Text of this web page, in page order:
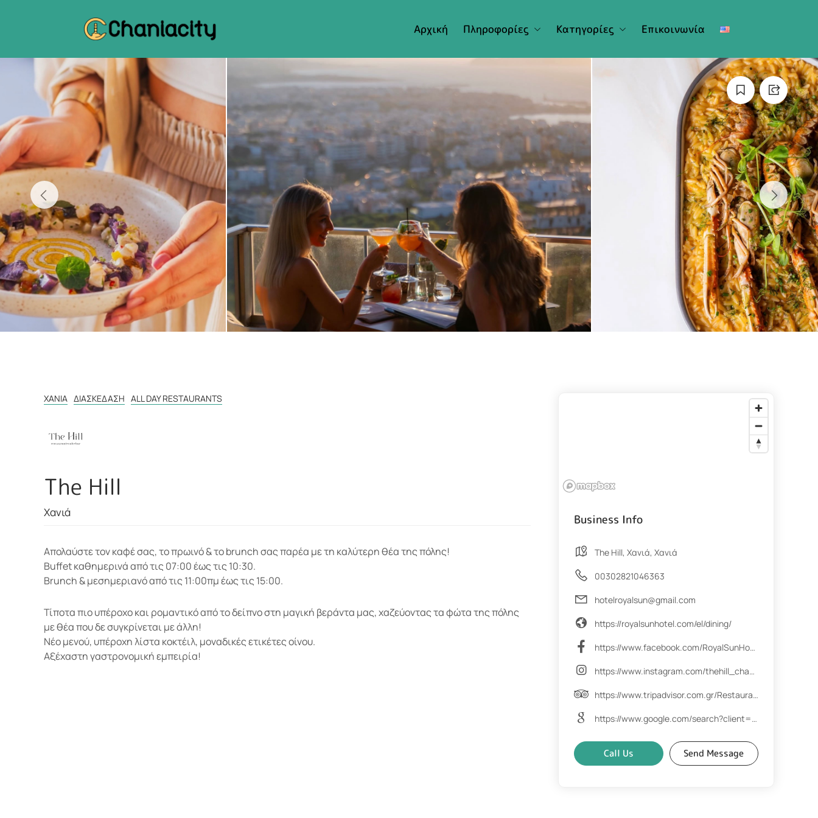
Αρχική Πληροφορίες Κατηγορίες Επικοινωνία
ΧΑΝΙΆ ΔΙΑΣΚΈΔΑΣΗ ALL DAY RESTAURANTS
The Hill
Χανιά
Απολαύστε τον καφέ σας, το πρωινό & το brunch σας παρέα με τη καλύτερη θέα της πόλης!
Buffet καθημερινά από τις 07:00 έως τις 10:30.
Brunch & μεσημεριανό από τις 11:00πμ έως τις 15:00.
Τίποτα πιο υπέροχο και ρομαντικό από το δείπνο στη μαγική βεράντα μας, χαζεύοντας τα φώτα της πόλης
με θέα που δε συγκρίνεται με άλλη!
Νέο μενού, υπέροχη λίστα κοκτέιλ, μοναδικές ετικέτες οίνου.
Αξέχαστη γαστρονομική εμπειρία!
Business Info
The Hill, Χανιά, Χανιά
00302821046363
hotelroyalsun@gmail.com
https://royalsunhotel.com/el/dining/
https://www.facebook.com/RoyalSunHotel
https://www.instagram.com/thehill_chania/
https://www.tripadvisor.com.gr/Restaurant_Review-g189415-d25451379-Reviews-The_Hill_Chania-Chania_Town_Chania_Prefecture_Crete.html
https://www.google.com/search?client=firefox-b-e&sca_esv=2d68b74fb50c3936&sca_upv=1&tbm=lcl&q=The+Hill+%CE%91%CE%BE%CE%B9%CE%BF%CE%BB%CE%BF%CE%B3%CE%AE%CF%83%CE%B5%CE%B9%CF%82&rflfq=1&num=20&stick=H4sIAAAAAAAAAONgkxI2NLcwNLQwNTS1MLM0sbQwNjI22sDI-IpRMSQjVcEjMydH4dzEc_vO7Ty3_9xuIN58bt355nNbz-0837SIlbAaAIAoDw5iAAAA&rldimm=1781185158694983232&hl=el-GR&sa=X&ved=2ahUKEwifhrGzl46HAxUFgP0HHc0qDwkQ9fQKegQIMRAF&biw=1920&bih=888&dpr=1#lkt=LocalPoiReviews
Call Us Send Message